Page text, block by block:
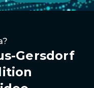
Gersdorf